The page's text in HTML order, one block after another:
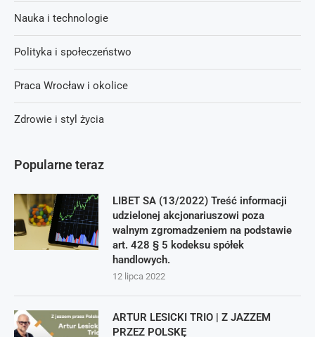
Popularne teraz
LIBET SA (13/2022) Treść informacji
udzielonej akcjonariuszowi poza
walnym zgromadzeniem na podstawie
art. 428 § 5 kodeksu spółek
handlowych.
12 lipca 2022
ARTUR LESICKI TRIO | Z JAZZEM
PRZEZ POLSKĘ
Nauka i technologie
Polityka i społeczeństwo
Praca Wrocław i okolice
Zdrowie i styl życia